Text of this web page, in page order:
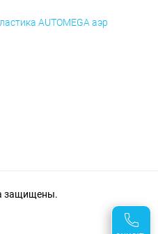
AUTOMEGA аэр
защищены.